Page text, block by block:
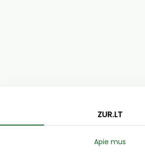
ZUR.LT
Apie mus